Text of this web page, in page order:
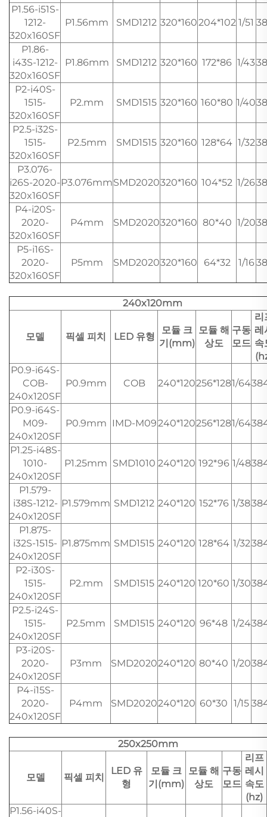
P1.56-i51S-
1212-
320x160SF
P1.56mm SMD1212 320*160204*102 1/51
P1.86-
i43S-1212-
320x160SF
P1.86mm SMD1212 320*160 172*86 1/43
P2-i40S-
1515-
320x160SF
P2.mm SMD1515 320*160 160*80 1/40
P2.5-i32S-
1515-
320x160SF
P2.5mm SMD1515 320*160 128*64 1/32
P3.076-
i26S-2020-
320x160SF
P3.076mmSMD2020320*160 104*52 1/26
P4-i20S-
2020-
320x160SF
P4mm SMD2020320*160 80*40 1/20
P5-i16S-
2020-
320x160SF
P5mm SMD2020320*160 64*32 1/16
240x120mm
모델 픽셀 피치 LED 유형
모듈 크
기(mm)
모듈 해
상도
구동
모드
리
레
속
P0.9-i64S-
COB-
240x120SF
P0.9mm COB 240*120256*1281/64
P0.9-i64S-
M09-
240x120SF
P0.9mm IMD-M09240*120256*1281/64
P1.25-i48S-
1010-
240x120SF
P1.25mm SMD1010 240*120 192*96 1/48
P1.579-
i38S-1212-
240x120SF
P1.579mm SMD1212 240*120 152*76 1/38
P1.875-
i32S-1515-
240x120SF
P1.875mm SMD1515 240*120 128*64 1/32
P2-i30S-
1515-
240x120SF
P2.mm SMD1515 240*120 120*60 1/30
P2.5-i24S-
1515-
240x120SF
P2.5mm SMD1515 240*120 96*48 1/24
P3-i20S-
2020-
240x120SF
P3mm SMD2020240*120 80*40 1/20
P4-i15S-
2020-
240x120SF
P4mm SMD2020240*120 60*30 1/15
250x250mm
모델 픽셀 피치
LED 유
형
모듈 크
기(mm)
모듈 해
상도
구동
모드
리프
레시
속도
(hz)
P1.56-i40S-